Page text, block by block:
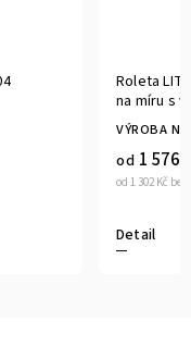
Roleta
na míru s
VÝROBA
od 1 302 Kč
od 1 576
Detail